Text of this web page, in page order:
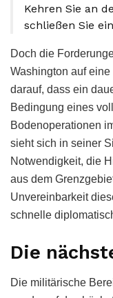
Kehren Sie an
schließen Sie
Doch die
Washington auf
darauf, dass ein
Bedingung eines
Bodenoperationen
sieht sich in seiner
Notwendigkeit, die
aus dem
Unvereinbarkeit
schnelle
Die
Die militärische